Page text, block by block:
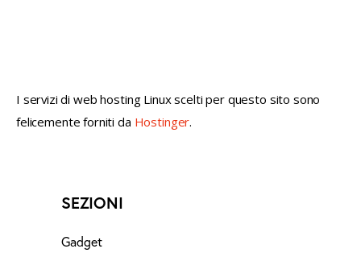
I servizi di web hosting Linux scelti per questo sito sono
felicemente forniti da Hostinger.
SEZIONI
Gadget